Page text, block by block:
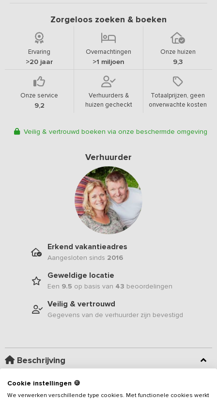
Zorgeloos zoeken & boeken
Ervaring
>20 jaar
Overnachtingen
>1 miljoen
Onze huizen
9,3
Onze service
9,2
Verhuurders &
huizen gecheckt
Totaalprijzen, geen
onverwachte kosten
Veilig & vertrouwd boeken via onze beschermde omgeving
Verhuurder
Erkend vakantieadres
Aangesloten sinds 2016
Geweldige locatie
Een 9.5 op basis van 43 beoordelingen
Veilig & vertrouwd
Gegevens van de verhuurder zijn bevestigd
Beschrijving
Gelegen nabij de IJsselmeerkust, de Friese meren, Gaasterland en
de historische stadjes Stavoren, Hindeloopen en Workum vind je
Cookie instellingen 🍪
We verwerken verschillende type cookies. Met functionele cookies werkt